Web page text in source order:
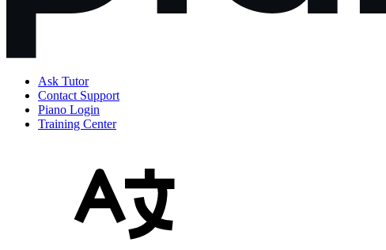
Ask Tutor
Contact Support
Piano Login
Training Center